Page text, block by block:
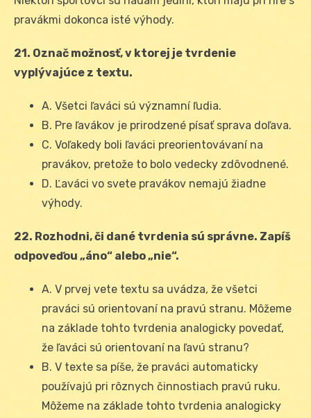
pravákmi dokonca isté výhody.
21. Označ možnosť, v ktorej je tvrdenie
vyplývajúce z textu.
A. Všetci ľaváci sú významní ľudia.
B. Pre ľavákov je prirodzené písať sprava doľava.
C. Voľakedy boli ľaváci preorientovávaní na
pravákov, pretože to bolo vedecky zdôvodnené.
D. Ľaváci vo svete pravákov nemajú žiadne
výhody.
22. Rozhodni, či dané tvrdenia sú správne. Zapíš
odpoveďou „áno“ alebo „nie“.
A. V prvej vete textu sa uvádza, že všetci
praváci sú orientovaní na pravú stranu. Môžeme
na základe tohto tvrdenia analogicky povedať,
že ľaváci sú orientovaní na ľavú stranu?
B. V texte sa píše, že praváci automaticky
používajú pri rôznych činnostiach pravú ruku.
Môžeme na základe tohto tvrdenia analogicky